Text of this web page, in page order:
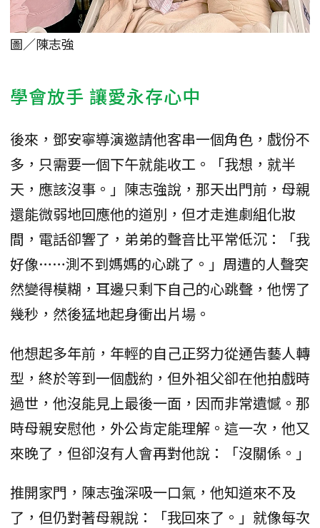
圖／陳志強
學會放手 讓愛永存心中
後來，鄧安寧導演邀請他客串一個角色，戲份不
多，只需要一個下午就能收工。「我想，就半
天，應該沒事。」陳志強說，那天出門前，母親
還能微弱地回應他的道別，但才走進劇組化妝
間，電話卻響了，弟弟的聲音比平常低沉：「我
好像……測不到媽媽的心跳了。」周遭的人聲突
然變得模糊，耳邊只剩下自己的心跳聲，他愣了
幾秒，然後猛地起身衝出片場。
他想起多年前，年輕的自己正努力從通告藝人轉
型，終於等到一個戲約，但外祖父卻在他拍戲時
過世，他沒能見上最後一面，因而非常遺憾。那
時母親安慰他，外公肯定能理解。這一次，他又
來晚了，但卻沒有人會再對他說：「沒關係。」
推開家門，陳志強深吸一口氣，他知道來不及
了，但仍對著母親說：「我回來了。」就像每次